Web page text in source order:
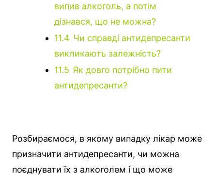
випив алкоголь, а потім
дізнався, що не можна?
11.4 Чи справді антидепресанти
викликають залежність?
11.5 Як довго потрібно пити
антидепресанти?
Розбираємося, в якому випадку лікар може
призначити антидепресанти, чи можна
поєднувати їх з алкоголем і що може